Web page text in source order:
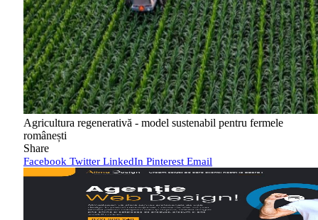
Agricultura regenerativă - model sustenabil pentru fermele
românești
Share
Facebook Twitter LinkedIn Pinterest Email